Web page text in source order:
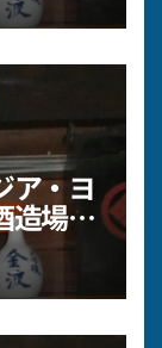
ア・ヨ
場様